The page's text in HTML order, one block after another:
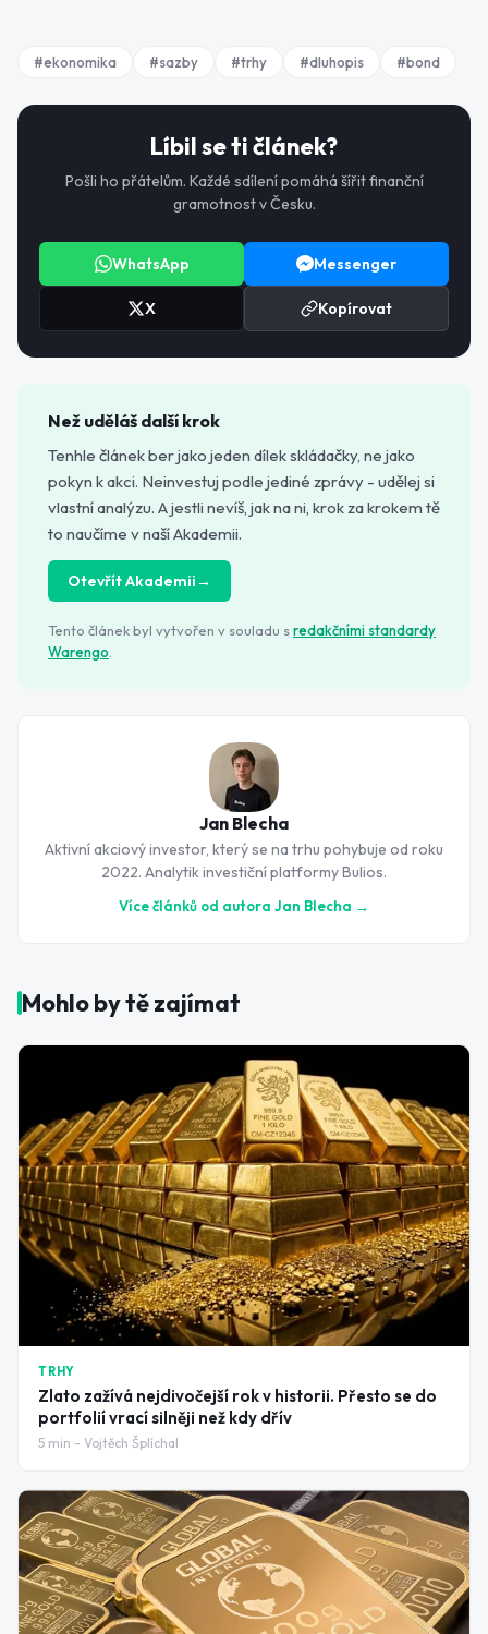
#ekonomika #sazby #trhy #dluhopis #bond
Líbil se ti článek?
Pošli ho přátelům. Každé sdílení pomáhá šířit finanční
gramotnost v Česku.
WhatsApp Messenger
X Kopírovat
Než uděláš další krok
Tenhle článek ber jako jeden dílek skládačky, ne jako
pokyn k akci. Neinvestuj podle jediné zprávy - udělej si
vlastní analýzu. A jestli nevíš, jak na ni, krok za krokem tě
to naučíme v naší Akademii.
Otevřít Akademii→
Tento článek byl vytvořen v souladu sredakčními standardy
Warengo
Jan Blecha
Aktivní akciový investor, který se na trhu pohybuje od roku
2022. Analytik investiční platformy Bulios.
Více článků od autora Jan Blecha →
Mohlo by tě zajímat
TRHY
Zlato zažívá nejdivočejší rok v historii. Přesto se do
portfolií vrací silněji než kdy dřív
5 min - Vojtěch Šplíchal